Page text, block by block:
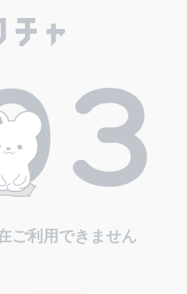
ご利用できません